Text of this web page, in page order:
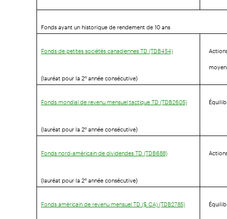
Fonds ayant un historique de rendement de 10 ans
Fonds de petites sociétés canadiennes TD (TDB454)
(lauréat pour la 2eannée consécutive)
Fonds mondial de revenu mensuel tactique TD (TDB2605)
(lauréat pour la 2eannée consécutive)
Fonds nord-américain de dividendes TD (TDB688)
(lauréat pour la 2eannée consécutive)
Fonds américain de revenu mensuel TD ($ CA) (TDB2785)